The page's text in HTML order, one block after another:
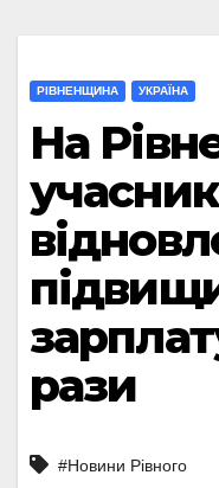
РІВНЕНЩИНА УКРАЇНА
На
рази
#Новини Рівного